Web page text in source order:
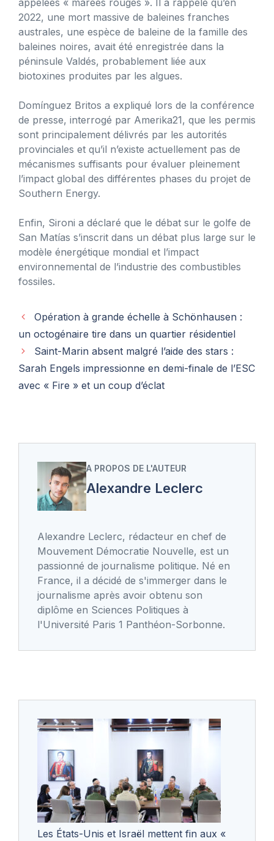
2022, une mort massive de baleines franches
australes, une espèce de baleine de la famille des
baleines noires, avait été enregistrée dans la
péninsule Valdés, probablement liée aux
biotoxines produites par les algues.
Domínguez Britos a expliqué lors de la conférence
de presse, interrogé par Amerika21, que les permis
sont principalement délivrés par les autorités
provinciales et qu’il n’existe actuellement pas de
mécanismes suffisants pour évaluer pleinement
l’impact global des différentes phases du projet de
Southern Energy.
Enfin, Sironi a déclaré que le débat sur le golfe de
San Matías s’inscrit dans un débat plus large sur le
modèle énergétique mondial et l’impact
environnemental de l’industrie des combustibles
fossiles.
Opération à grande échelle à Schönhausen :
un octogénaire tire dans un quartier résidentiel
Saint-Marin absent malgré l’aide des stars :
Sarah Engels impressionne en demi-finale de l’ESC
avec « Fire » et un coup d’éclat
A PROPOS DE L'AUTEUR
Alexandre Leclerc
Alexandre Leclerc, rédacteur en chef de
Mouvement Démocratie Nouvelle, est un
passionné de journalisme politique. Né en
France, il a décidé de s'immerger dans le
journalisme après avoir obtenu son
diplôme en Sciences Politiques à
l'Université Paris 1 Panthéon-Sorbonne.
Les États-Unis et Israël mettent fin aux «